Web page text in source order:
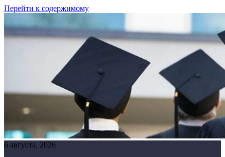
Перейти к содержимому
6 августа, 2026